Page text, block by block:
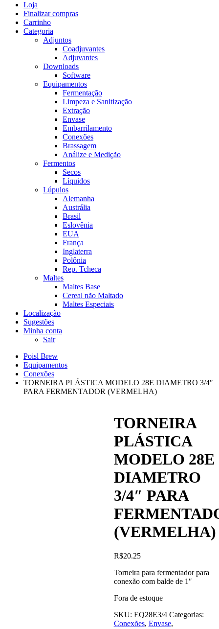
Loja
Finalizar compras
Carrinho
Categoria
Adjuntos
Coadjuvantes
Adjuvantes
Downloads
Software
Equipamentos
Fermentação
Limpeza e Sanitização
Extração
Envase
Embarrilamento
Conexões
Brassagem
Análize e Medição
Fermentos
Secos
Líquidos
Lúpulos
Alemanha
Austrália
Brasil
Eslovênia
EUA
França
Inglaterra
Polônia
Rep. Tcheca
Maltes
Maltes Base
Cereal não Maltado
Maltes Especiais
Localização
Sugestões
Minha conta
Sair
Poisl Brew
Equipamentos
Conexões
TORNEIRA PLÁSTICA MODELO 28E DIAMETRO 3/4″
PARA FERMENTADOR (VERMELHA)
TORNEIRA
PLÁSTICA
MODELO 28E
DIAMETRO
3/4″ PARA
(VERMELHA)
R$20.25
Torneira para fermentador para
conexão com balde de 1″
Fora de estoque
SKU: EQ28E3/4 Categorias:
Conexões, Envase,